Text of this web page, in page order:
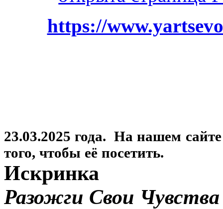
https://
23.03.2025 года. На нашем
того, чтобы её посетить.
Искринка
Разожги Свои Чувства